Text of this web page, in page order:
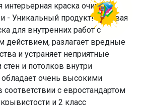
интерьерная краска очищает
- Уникальный продукт! Матовая
для внутренних работ с
действием, разлагает вредные
и устраняет неприятные
и потолков внутри
очень высокими
соответствии с евростандартом
и 2 класс